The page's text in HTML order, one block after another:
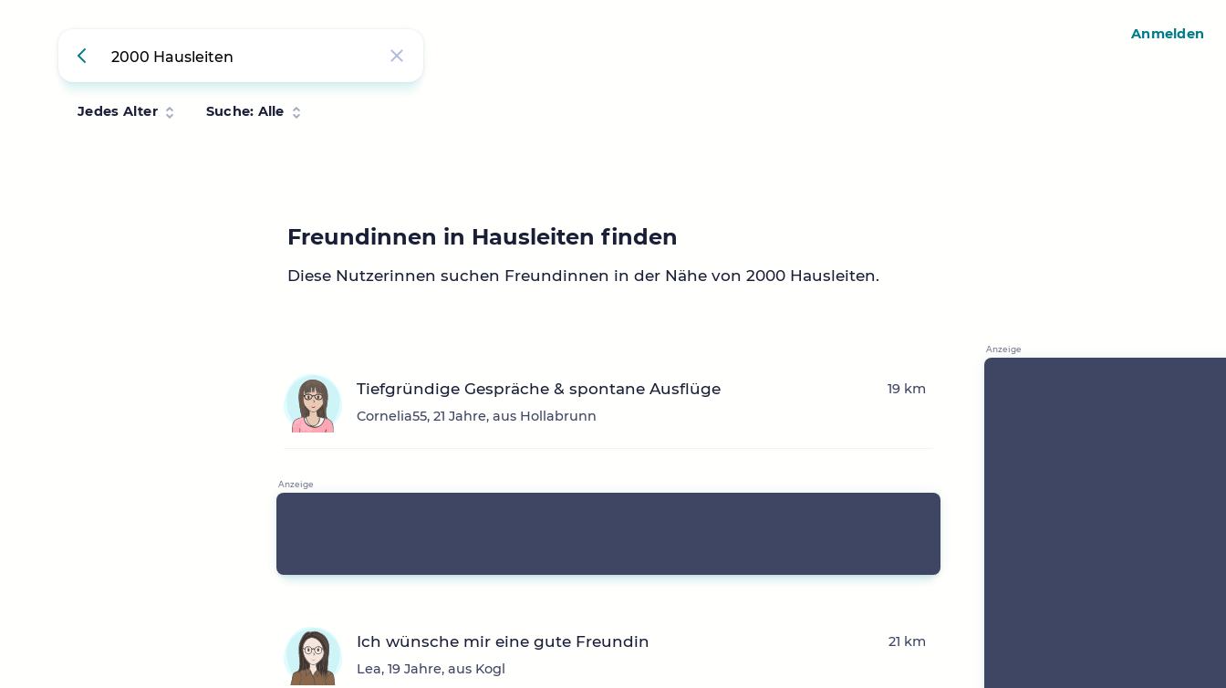
Jedes Alter Suche: Alle
Freundinnen in Hausleiten finden
Diese Nutzerinnen suchen Freundinnen in der Nähe von 2000 Hausleiten.
Tiefgründige Gespräche & spontane Ausflüge
Cornelia55, 21 Jahre, aus Hollabrunn
19 km
Ich wünsche mir eine gute Freundin
Lea, 19 Jahre, aus Kogl
21 km
Anmelden